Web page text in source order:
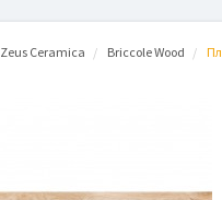
Zeus Ceramica Briccole Wood